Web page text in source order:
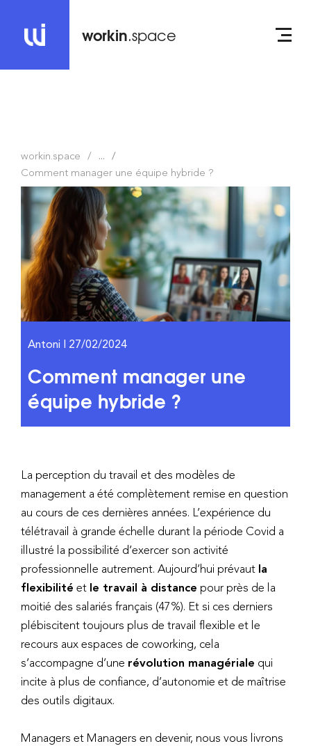
workin.space
workin.space
...
Comment manager une équipe hybride ?
Antoni | 27/02/2024
Comment manager une
équipe hybride ?
La perception du travail et des modèles de
management a été complètement remise en question
au cours de ces dernières années. L’expérience du
télétravail à grande échelle durant la période Covid a
illustré la possibilité d’exercer son activité
professionnelle autrement. Aujourd’hui prévaut la
flexibilité et le travail à distance pour près de la
moitié des salariés français (47%). Et si ces derniers
plébiscitent toujours plus de travail flexible et le
recours aux espaces de coworking, cela
s’accompagne d’une révolution managériale qui
incite à plus de confiance, d’autonomie et de maîtrise
des outils digitaux.
Managers et Managers en devenir, nous vous livrons